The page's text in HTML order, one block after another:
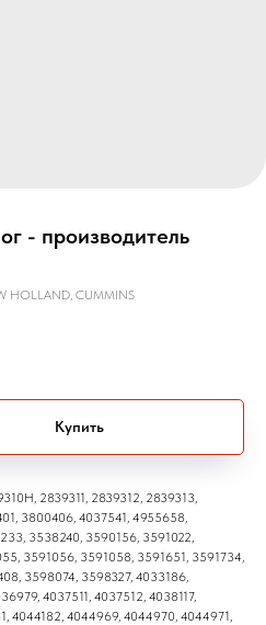
- производитель
HOLLAND, CUMMINS
Купить
2839311, 2839312, 2839313,
3800406, 4037541, 4955658,
3538240, 3590156, 3591022,
3591056, 3591058, 3591651, 3591734,
3598074, 3598327, 4033186,
4037511, 4037512, 4038117,
4044182, 4044969, 4044970, 4044971,